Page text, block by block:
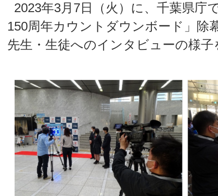
2023年3月7日（火）に、千葉県庁
150周年カウントダウンボード」除
先生・生徒へのインタビューの様